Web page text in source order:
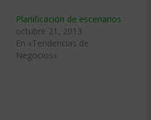
Planificación de escenarios
octubre 21, 2013
En «Tendencias de
Negocios»